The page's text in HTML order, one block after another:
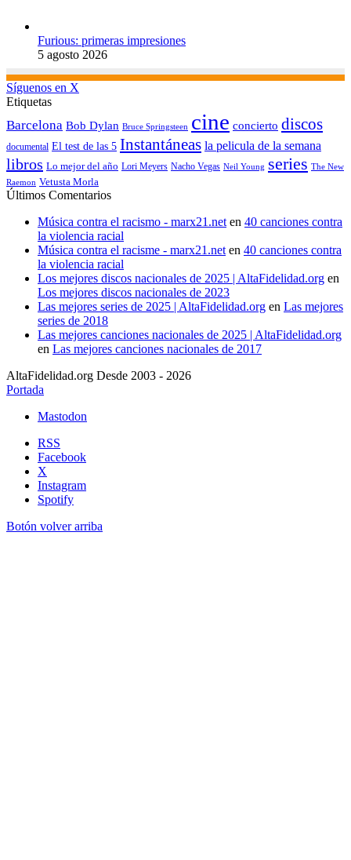
Furious: primeras impresiones
5 agosto 2026
Síguenos en X
Etiquetas
Barcelona Bob Dylan Bruce Springsteen cine concierto discos
documental El test de las 5 Instantáneas la pelicula de la semana
libros Lo mejor del año Lori Meyers Nacho Vegas Neil Young series The New
Raemon Vetusta Morla
Últimos Comentarios
Música contra el racismo - marx21.neten 40 canciones contra
la violencia racial
Música contra el racisme - marx21.neten 40 canciones contra
la violencia racial
Los mejores discos nacionales de 2025 | AltaFidelidad.org en
Los mejores discos nacionales de 2023
Las mejores series de 2025 | AltaFidelidad.org en Las mejores
series de 2018
Las mejores canciones nacionales de 2025 | AltaFidelidad.org
en Las mejores canciones nacionales de 2017
AltaFidelidad.org Desde 2003 - 2026
Portada
Mastodon
RSS
Facebook
X
Instagram
Spotify
Botón volver arriba